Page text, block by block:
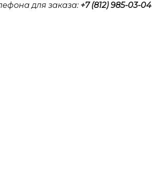
для заказа: +7 (812) 985-03-04